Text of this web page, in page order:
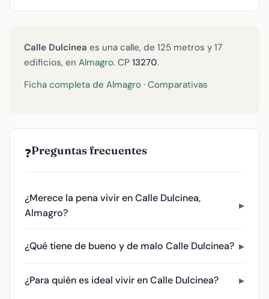
Calle Dulcinea es una calle, de 125 metros y 17
edificios, en Almagro. CP 13270.
Ficha completa de Almagro · Comparativas
❓Preguntas frecuentes
¿Merece la pena vivir en Calle Dulcinea,
Almagro?
¿Qué tiene de bueno y de malo Calle Dulcinea?
¿Para quién es ideal vivir en Calle Dulcinea?